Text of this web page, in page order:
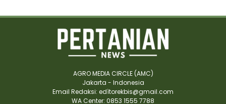
AGRO MEDIA CIRCLE (AMC)
Jakarta - Indonesia
WA Center: 0853 1555 7788